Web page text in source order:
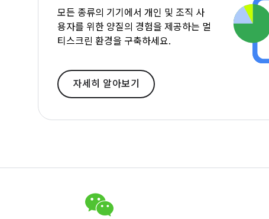
모든 종류의 기기에서 개인 및 조직 사
용자를 위한 양질의 경험을 제공하는 멀
티스크린 환경을 구축하세요.
자세히 알아보기